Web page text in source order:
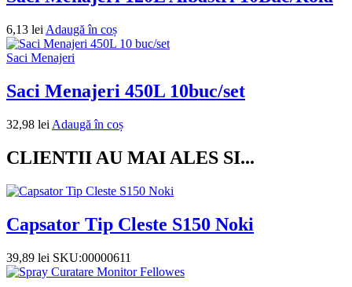
6,13 lei Adaugă în coș
Saci Menajeri
Saci Menajeri 450L 10buc/set
32,98 lei Adaugă în coș
CLIENTII AU MAI ALES SI...
Capsator Tip Cleste S150 Noki
39,89 lei SKU:00000611